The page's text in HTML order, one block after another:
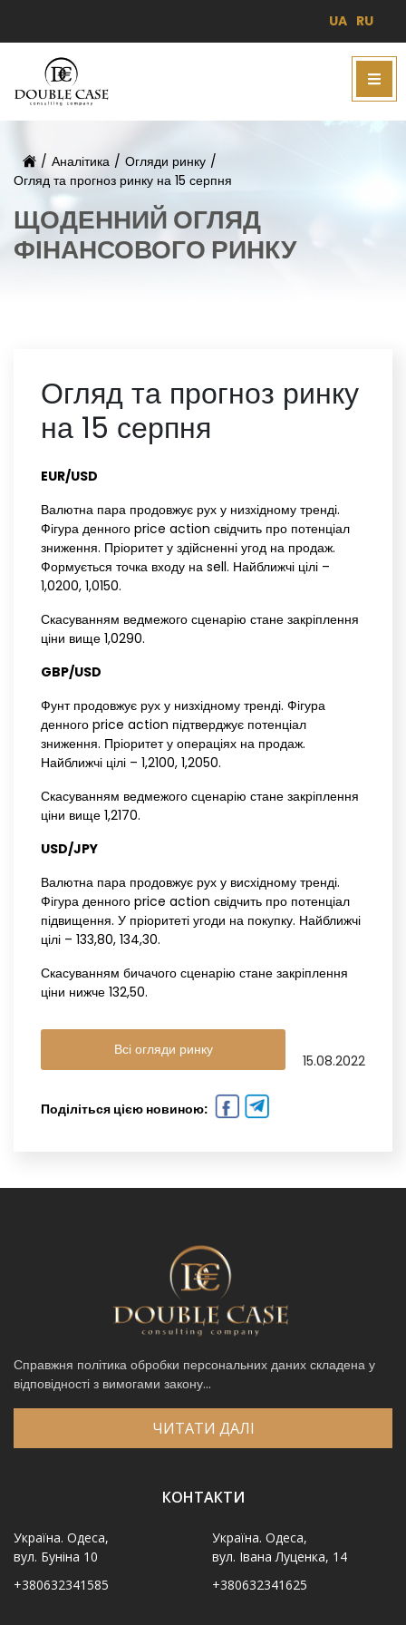
UA RU
/ Аналітика / Огляди ринку /
Огляд та прогноз ринку на 15 серпня
ЩОДЕННИЙ ОГЛЯД
ФІНАНСОВОГО РИНКУ
Огляд та прогноз ринку
на 15 серпня
EUR/USD‌
Валютна пара продовжує рух у низхідному тренді.
Фігура денного price action свідчить про потенціал
зниження. Пріоритет у здійсненні угод на продаж.
Формується точка входу на sell. Найближчі цілі –
1,0200, 1,0150.
Скасуванням ведмежого сценарію стане закріплення
ціни вище 1,0290.
GBP/USD‌ ‌
Фунт продовжує рух у низхідному тренді. Фігура
денного price action підтверджує потенціал
зниження. Пріоритет у операціях на продаж.
Найближчі цілі – 1,2100, 1,2050.
Скасуванням ведмежого сценарію стане закріплення
ціни вище 1,2170.
USD/JPY‌ ‌
Валютна пара продовжує рух у висхідному тренді.
Фігура денного price action свідчить про потенціал
підвищення. У пріоритеті угоди на покупку. Найближчі
цілі – 133,80, 134,30.
Скасуванням бичачого сценарію стане закріплення
ціни нижче 132,50.
Всі огляди ринку
15.08.2022
Поділіться цією новиною:
Справжня політика обробки персональних даних складена у
відповідності з вимогами закону...
ЧИТАТИ ДАЛІ
КОНТАКТИ
Україна. Одеса,
вул. Буніна 10
+380632341585
Україна. Одеса,
вул. Івана Луценка, 14
+380632341625